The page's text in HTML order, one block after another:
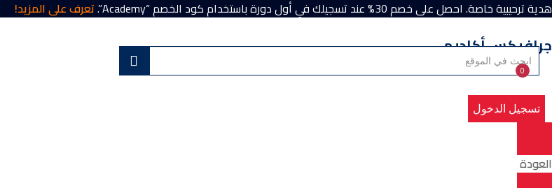
هدية ترحيبية خاصة. احصل على خصم 30% عند تسجيلك في أول دورة باستخدام كود الخصم “Academy”. تعرف على المزيد!
جرافيكس أكاديمي
0
تسجيل الدخول
العودة